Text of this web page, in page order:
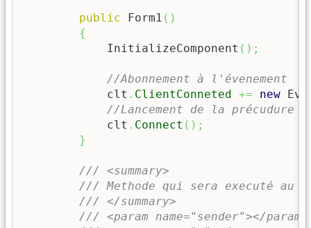
public Form1 ( )
{
            InitializeComponent
( ) ;
//Abonnement à l'évenement
            clt
. ClientConneted += new
//Lancement de la précudure
            clt
. Connect ( ) ;
}
/// <summary>
/// Methode qui sera executé au
/// </summary>
/// <param name="sender"></param>